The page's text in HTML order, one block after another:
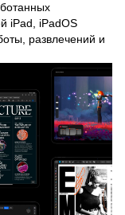
iPad, iPadOS
развлечений и